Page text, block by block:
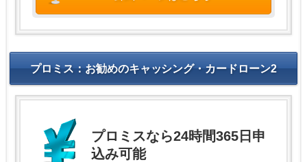
プロミス：お勧めのキャッシング・カードローン2
プロミスなら24時間365日申
込み可能